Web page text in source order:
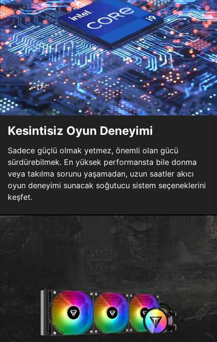
Kesintisiz Oyun Deneyimi
Sadece güçlü olmak yetmez, önemli olan gücü
sürdürebilmek. En yüksek performansta bile donma
veya takılma sorunu yaşamadan, uzun saatler akıcı
oyun deneyimi sunacak soğutucu sistem seçeneklerini
keşfet.